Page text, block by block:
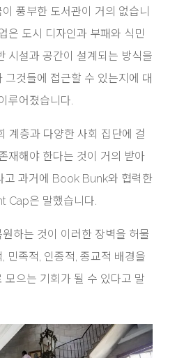
풍부한 도서관이 거의 없습니
은 도시 디자인과 부패와 식민
시설과 공간이 설계되는 방식을
그것들에 접근할 수 있는지에 대
루어졌습니다.
계층과 다양한 사회 집단에 걸
재해야 한다는 것이 거의 받아
고 과거에 Book Bunk와 협력한
Cap은 말했습니다.
하는 것이 이러한 장벽을 허물
민족적, 인종적, 종교적 배경을
모으는 기회가 될 수 있다고 말